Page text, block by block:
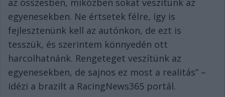
az összesben, miközben sokat veszítünk az
egyenesekben. Ne értsetek félre, így is
fejlesztenünk kell az autónkon, de ezt is
tesszük, és szerintem könnyedén ott
harcolhatnánk. Rengeteget veszítünk az
egyenesekben, de sajnos ez most a realitás” –
idézi a brazilt a RacingNews365 portál.